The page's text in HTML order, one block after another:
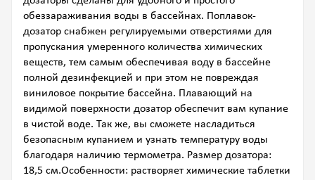
обеззараживания воды в бассейнах. Поплавок-
дозатор снабжен регулируемыми отверстиями для
пропускания умеренного количества химических
веществ, тем самым обеспечивая воду в бассейне
полной дезинфекцией и при этом не повреждая
виниловое покрытие бассейна. Плавающий на
видимой поверхности дозатор обеспечит вам купание
в чистой воде. Так же, вы сможете насладиться
безопасным купанием и узнать температуру воды
благодаря наличию термометра. Размер дозатора:
18,5 см.Особенности: растворяет химические таблетки